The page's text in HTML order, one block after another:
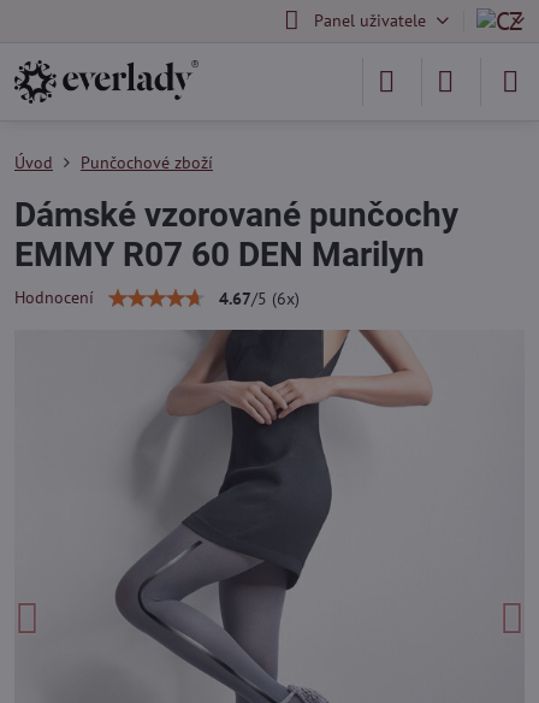
Panel uživatele
Úvod Punčochové zboží
Dámské vzorované punčochy
EMMY R07 60 DEN Marilyn
Hodnocení 4.67/5 (6x)